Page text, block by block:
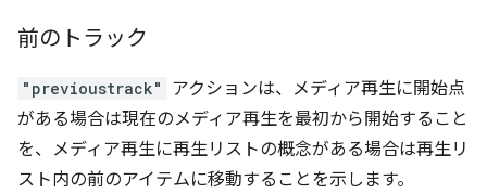
前のトラック
"previoustrack"
アクションは、メディア再生に開始点
がある場合は現在のメディア再生を最初から開始すること
を、メディア再生に再生リストの概念がある場合は再生リ
スト内の前のアイテムに移動することを示します。